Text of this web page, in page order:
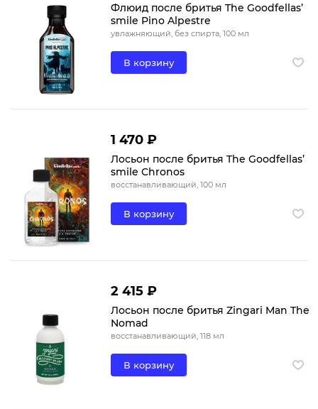
Флюид после бритья The Goodfellas’
smile Pino Alpestre
увлажняющий, без спирта, 100 мл
В корзину
1 470 ₽
Лосьон после бритья The Goodfellas’
smile Chronos
восстанавливающий, 100 мл
В корзину
2 415 ₽
Лосьон после бритья Zingari Man The
Nomad
восстанавливающий, 118 мл
В корзину